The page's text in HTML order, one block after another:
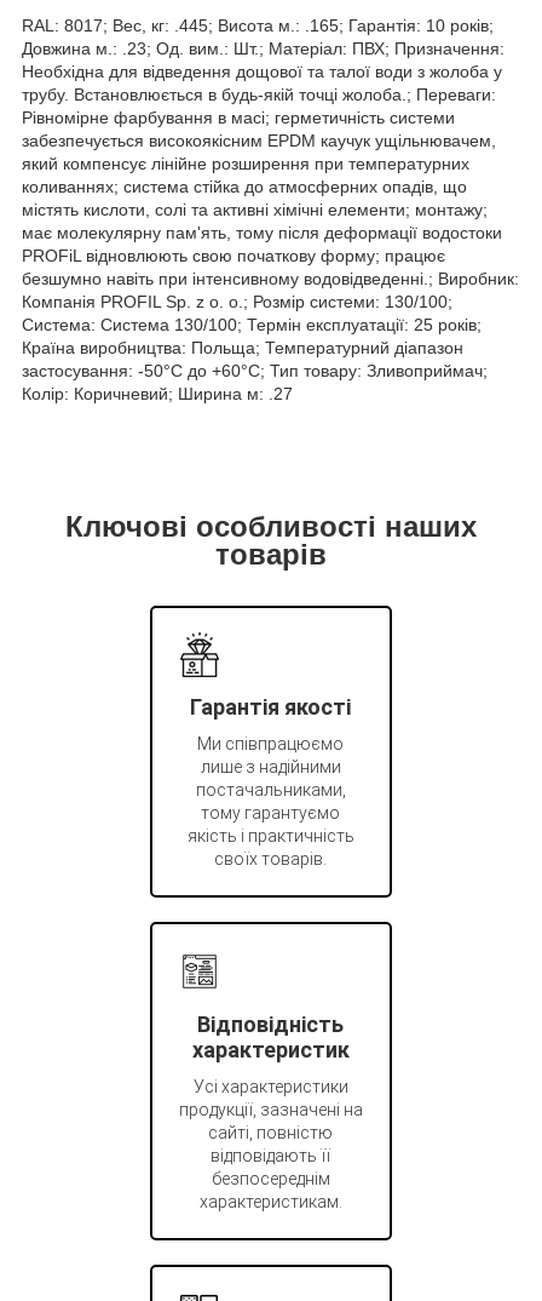
RAL: 8017; Вес, кг: .445; Висота м.: .165; Гарантія: 10 років;
Довжина м.: .23; Од. вим.: Шт.; Матеріал: ПВХ; Призначення:
Необхідна для відведення дощової та талої води з жолоба у
трубу. Встановлюється в будь-якій точці жолоба.; Переваги:
Рівномірне фарбування в масі; герметичність системи
забезпечується високоякісним EPDM каучук ущільнювачем,
який компенсує лінійне розширення при температурних
коливаннях; система стійка до атмосферних опадів, що
містять кислоти, солі та активні хімічні елементи; монтажу;
має молекулярну пам'ять, тому після деформації водостоки
PROFiL відновлюють свою початкову форму; працює
безшумно навіть при інтенсивному водовідведенні.; Виробник:
Компанія PROFIL Sp. z o. o.; Розмір системи: 130/100;
Система: Система 130/100; Термін експлуатації: 25 років;
Країна виробництва: Польща; Температурний діапазон
застосування: -50°С до +60°С; Тип товару: Зливоприймач;
Колір: Коричневий; Ширина м: .27
Ключові особливості наших
товарів
Гарантія якості
Ми співпрацюємо
лише з надійними
постачальниками,
тому гарантуємо
якість і практичність
своїх товарів.
Відповідність
характеристик
Усі характеристики
продукції, зазначені на
сайті, повністю
відповідають її
безпосереднім
характеристикам.